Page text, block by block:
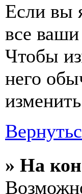
Если вы
все
Чтобы
него
» На